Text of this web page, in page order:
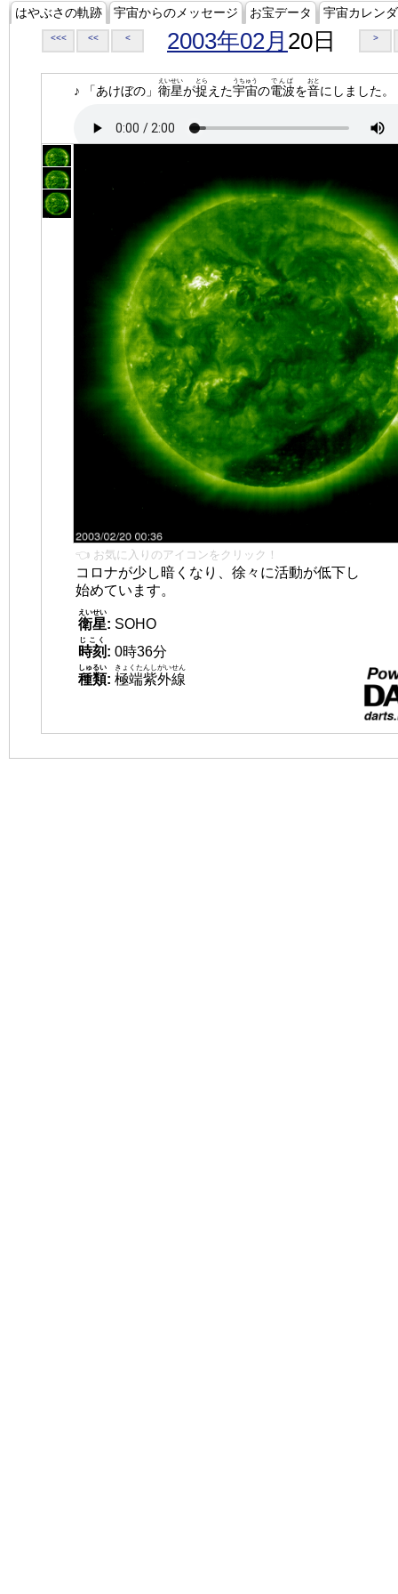
はやぶさの軌跡 宇宙からのメッセージ お宝データ 宇宙カレン
<<< << < 2003年02月 20日 >
♪ 「あけぼの」 衛星
えいせい
が捉
とら
えた宇宙
うちゅう
の電波
でんぱ
を音
おと
にしました。
👈 お気に入りのアイコンをクリック！
コロナが少し暗くなり、徐々に活動が低下し
始めています。
衛星
えいせい
: SOHO
時刻
じこく
: 0時36分
種類
しゅるい
: 極端紫外線
きょくたんしがいせん